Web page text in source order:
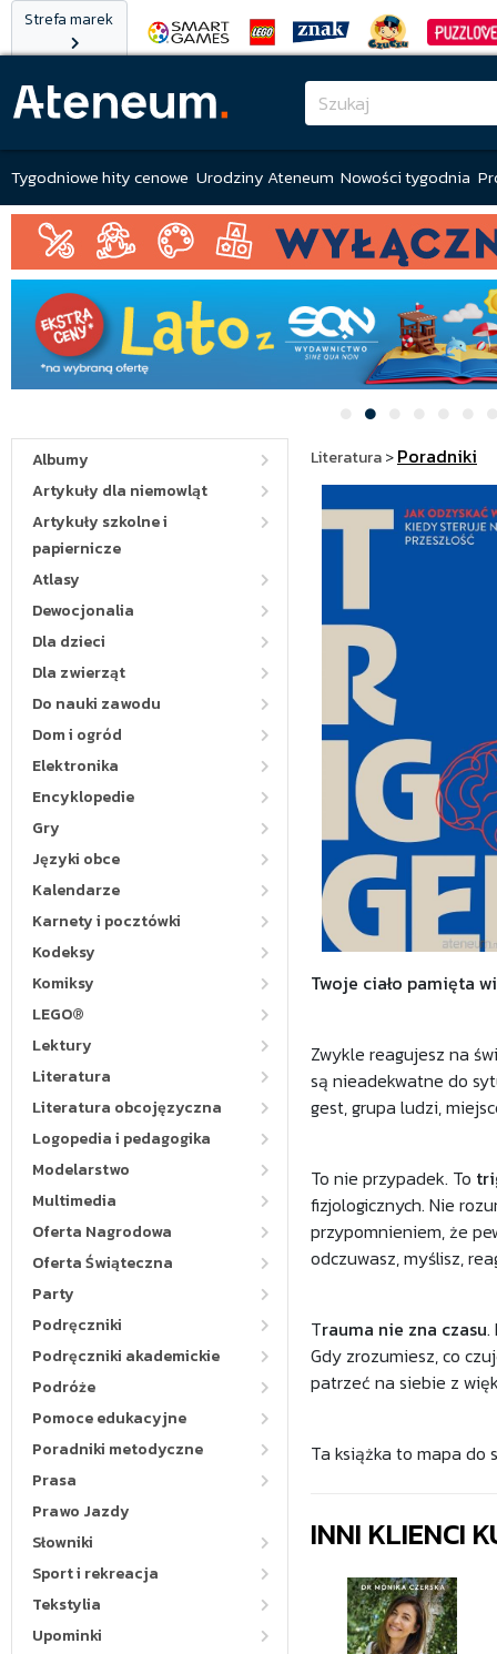
Strefa marek
Tygodniowe hity cenowe Urodziny Ateneum Nowości tygodnia
Albumy
Artykuły dla niemowląt
Artykuły szkolne i
papiernicze
Atlasy
Dewocjonalia
Dla dzieci
Dla zwierząt
Do nauki zawodu
Dom i ogród
Elektronika
Encyklopedie
Gry
Języki obce
Kalendarze
Karnety i pocztówki
Kodeksy
Komiksy
LEGO®
Lektury
Literatura
Literatura obcojęzyczna
Logopedia i pedagogika
Modelarstwo
Multimedia
Oferta Nagrodowa
Oferta Świąteczna
Party
Podręczniki
Podręczniki akademickie
Podróże
Pomoce edukacyjne
Poradniki metodyczne
Prasa
Prawo Jazdy
Słowniki
Sport i rekreacja
Tekstylia
Upominki
Literatura>Poradniki
Twoje ciało pamięta
Zwykle reagujesz na
są nieadekwatne do
gest, grupa ludzi,
To nie przypadek. To
fizjologicznych. Nie
przypomnieniem, że
odczuwasz, myślisz,
Trauma nie zna czasu.
Gdy zrozumiesz, co
patrzeć na siebie z
Ta książka to mapa do
INNI KLIENCI